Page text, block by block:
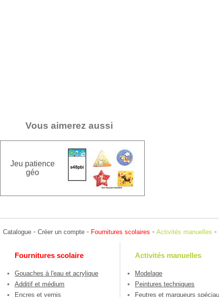
Vous aimerez aussi
Jeu patience
géo
Catalogue - Créer un compte - Fournitures scolaires - Activités manuelles -
Fournitures scolaire
Gouaches à l'eau et acrylique
Additif et médium
Encres et vernis
Activités manuelles
Modelage
Peintures techniques
Feutres et marqueurs